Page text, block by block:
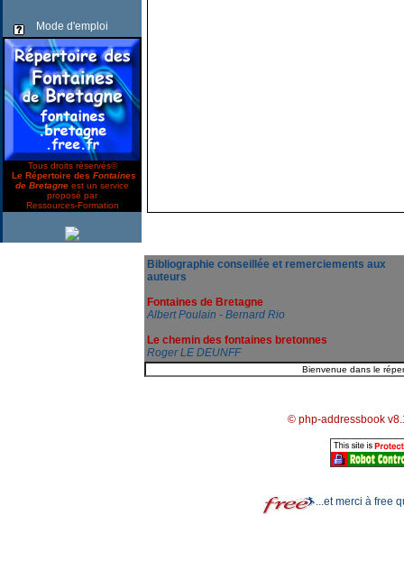
Mode d'emploi
Tous droits réservés©
Le Répertoire des Fontaines
de Bretagne est un service
proposé par
Ressources-Formation
Bibliographie conseillée et remerciements aux
auteurs
Fontaines de Bretagne
Albert Poulain - Bernard Rio
Le chemin des fontaines bretonnes
Roger LE DEUNFF
© php-addressbook
...et merci à free